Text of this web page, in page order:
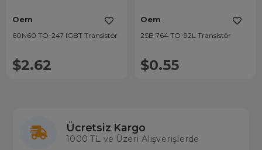
Oem
60N60 TO-247 IGBT Transistör
$2.62
Oem
2SB 764 TO-92L Transistör
$0.55
Ücretsiz Kargo
1000 TL ve Üzeri Alışverişlerde